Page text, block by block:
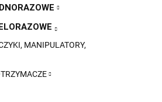
MANIPULATORY,